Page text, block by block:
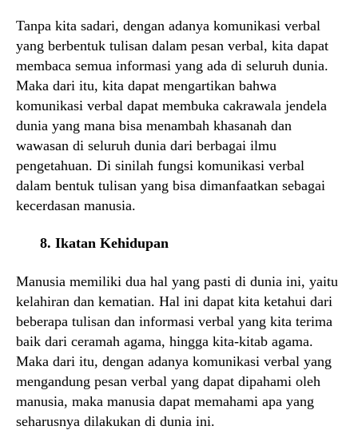
Tanpa kita sadari, dengan adanya komunikasi verbal
yang berbentuk tulisan dalam pesan verbal, kita dapat
membaca semua informasi yang ada di seluruh dunia.
Maka dari itu, kita dapat mengartikan bahwa
komunikasi verbal dapat membuka cakrawala jendela
dunia yang mana bisa menambah khasanah dan
wawasan di seluruh dunia dari berbagai ilmu
pengetahuan. Di sinilah fungsi komunikasi verbal
dalam bentuk tulisan yang bisa dimanfaatkan sebagai
kecerdasan manusia.
8. Ikatan Kehidupan
Manusia memiliki dua hal yang pasti di dunia ini, yaitu
kelahiran dan kematian. Hal ini dapat kita ketahui dari
beberapa tulisan dan informasi verbal yang kita terima
baik dari ceramah agama, hingga kita-kitab agama.
Maka dari itu, dengan adanya komunikasi verbal yang
mengandung pesan verbal yang dapat dipahami oleh
manusia, maka manusia dapat memahami apa yang
seharusnya dilakukan di dunia ini.